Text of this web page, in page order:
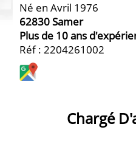
Né en Avril 1976
62830Samer
Plus de 10 ans
Réf : 2204261002
Chargé